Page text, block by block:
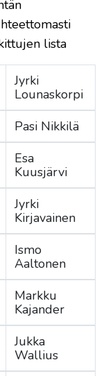
lista
Jyrki
Lounaskorpi
Pasi Nikkilä
Esa
Kuusjärvi
Jyrki
Kirjavainen
Ismo
Aaltonen
Markku
Kajander
Jukka
Wallius